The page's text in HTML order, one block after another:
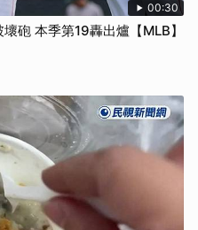
00:30
砲 本季第19轟出爐【MLB】